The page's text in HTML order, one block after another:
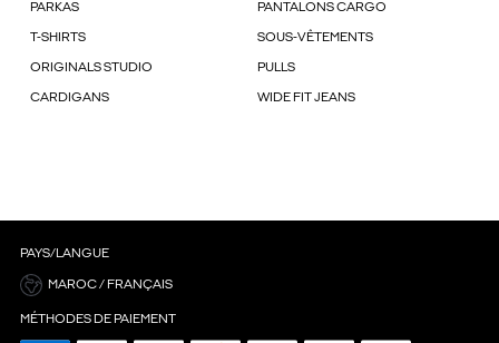
PARKAS PANTALONS CARGO
T-SHIRTS SOUS-VÊTEMENTS
ORIGINALS STUDIO PULLS
CARDIGANS WIDE FIT JEANS
PAYS/LANGUE
MAROC / FRANÇAIS
MÉTHODES DE PAIEMENT